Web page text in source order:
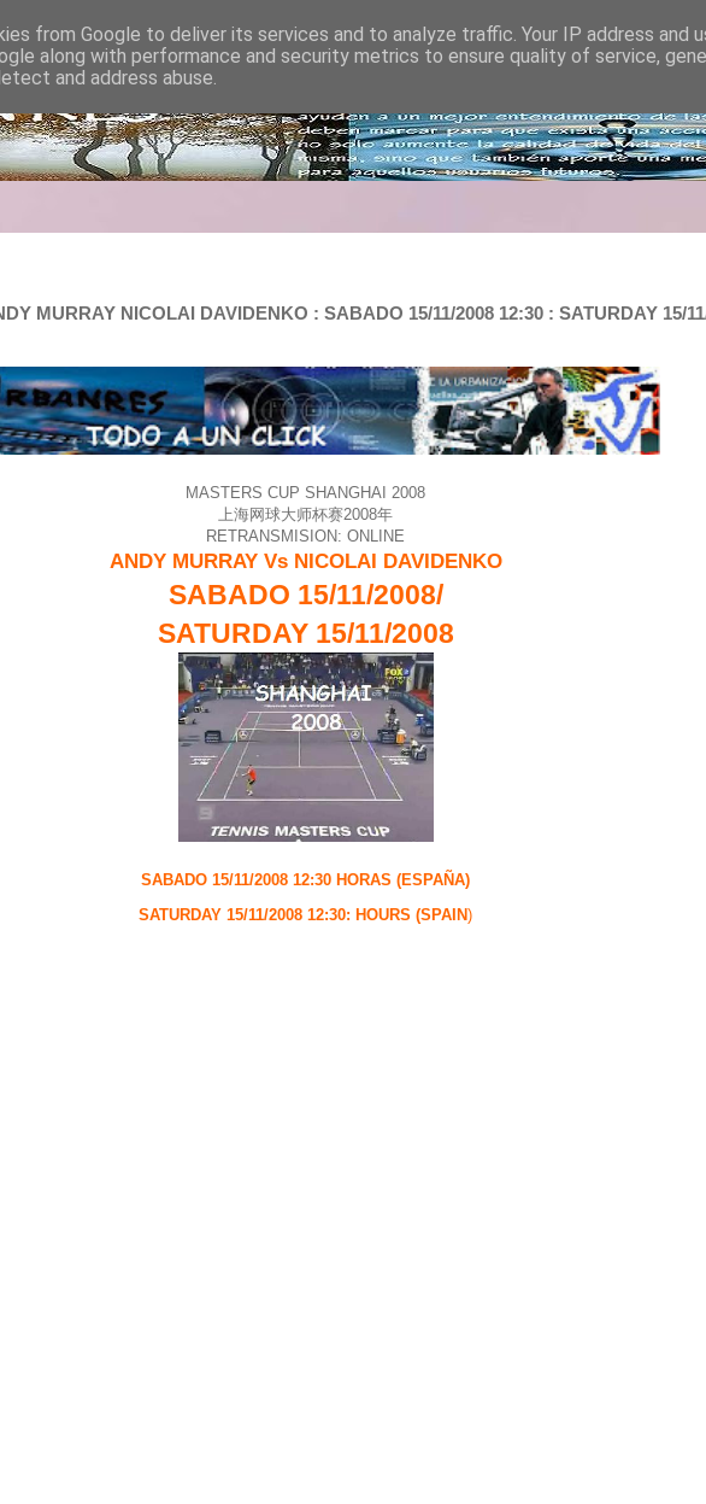
MURRAY NICOLAI DAVIDENKO : SABADO 15/11/2008 12:30 : SATURDAY 15/
MASTERS CUP SHANGHAI 2008
上海网球大师杯赛2008年
RETRANSMISION: ONLINE
ANDY MURRAY Vs NICOLAI DAVIDENKO
SABADO 15/11/2008/
SATURDAY 15/11/2008
SABADO 15/11/2008 12:30 HORAS (ESPAÑA)
SATURDAY 15/11/2008 12:30: HOURS (SPAIN)
from Google to deliver its services and to analyze traffic. Your IP address and
along with performance and security metrics to ensure quality of service,
and address abuse.